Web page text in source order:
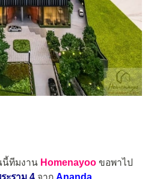
นี้ทีมงาน Homenayoo ขอพาไป